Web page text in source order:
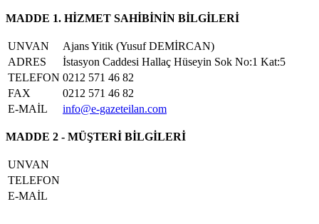
MADDE 1. HİZMET SAHİBİNİN BİLGİLERİ
UNVAN
Ajans Yitik (Yusuf DEMİRCAN)
ADRES
İstasyon Caddesi Hallaç Hüseyin Sok No:1 Kat:5
TELEFON 0212 571 46 82
FAX
0212 571 46 82
E-MAİL
info@e-gazeteilan.com
MADDE 2 - MÜŞTERİ BİLGİLERİ
UNVAN
TELEFON
E-MAİL